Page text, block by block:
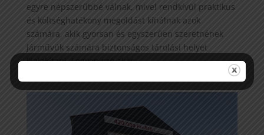
egyre népszerűbbé válnak, mivel rendkívül praktikus
és költséghatékony megoldást kínálnak azok
számára, akik gyorsan és egyszerűen szeretnének
járművük számára biztonságos tárolási helyet
kialakítani. Legyen szó akár...